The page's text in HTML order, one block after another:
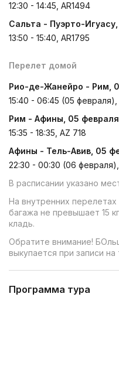
12:30 - 14:45, AR1494
Сальта - Пуэрто-
13:50 - 15:40, AR1795
Перелет домой
Рио-де-Жанейро - Рим,
15:40 - 06:45 (05 февраля),
Рим - Афины, 05 февраля
15:35 - 18:35, AZ 718
Афины - Тель-Авив, 05
22:30 - 00:30 (06
В расписании указано
На внутренних
багажа не превышает 15
кладь.
Обратите внимание!
выкупается при записи
Программа тура